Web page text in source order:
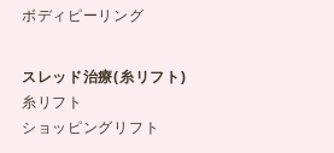
ボディピーリング
スレッド治療(糸リフト)
糸リフト
ショッピングリフト